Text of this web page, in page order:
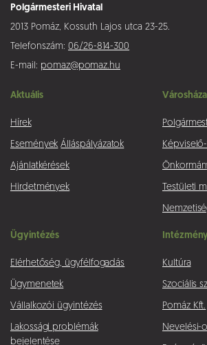
Polgármesteri Hivatal
2013 Pomáz, Kossuth Lajos utca 23-25.
Telefonszám: 06/26-814-300
E-mail: pomaz@pomaz.hu
Aktuális
Hírek
Események Álláspályázatok
Ajánlatkérések
Hirdetmények
Városháza
Testületi
Ügyintézés
Elérhetőség, ügyfélfogadás
Ügymenetek
Vállalkozói ügyintézés
Lakossági problémák
bejelentése
Kultúra
Szociális
Pomáz Kft.
Nevelési-